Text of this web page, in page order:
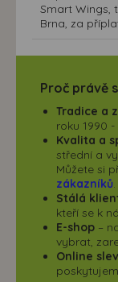
Smart Wings,
Brna, za
Proč právě
Tradice a
roku 1990
Kvalita a
střední a
Můžete si
zákazníků.
Stálá
kteří se k
E-shop –
vybrat,
Online